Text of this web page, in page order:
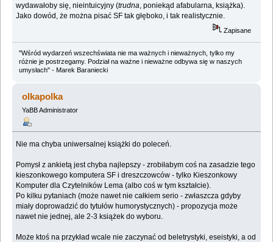
wydawałoby się, nieintuicyjny (trudna, poniekąd afabularna, książka).
Jako dowód, że można pisać SF tak głęboko, i tak realistycznie.
Zapisane
"Wśród wydarzeń wszechświata nie ma ważnych i nieważnych, tylko my
różnie je postrzegamy. Podział na ważne i nieważne odbywa się w naszych
umysłach" - Marek Baraniecki
olkapolka
YaBB Administrator
Nie ma chyba uniwersalnej książki do poleceń.
Pomysł z ankietą jest chyba najlepszy - zrobiłabym coś na zasadzie tego
kieszonkowego komputera SF i dreszczowców - tylko Kieszonkowy
Komputer dla Czytelników Lema (albo coś w tym kształcie).
Po kilku pytaniach (może nawet nie całkiem serio - zwłaszcza gdyby
miały doprowadzić do tytułów humorystycznych) - propozycja może
nawet nie jednej, ale 2-3 książek do wyboru.
Może ktoś na przykład wcale nie zaczynać od beletrystyki, eseistyki, a od